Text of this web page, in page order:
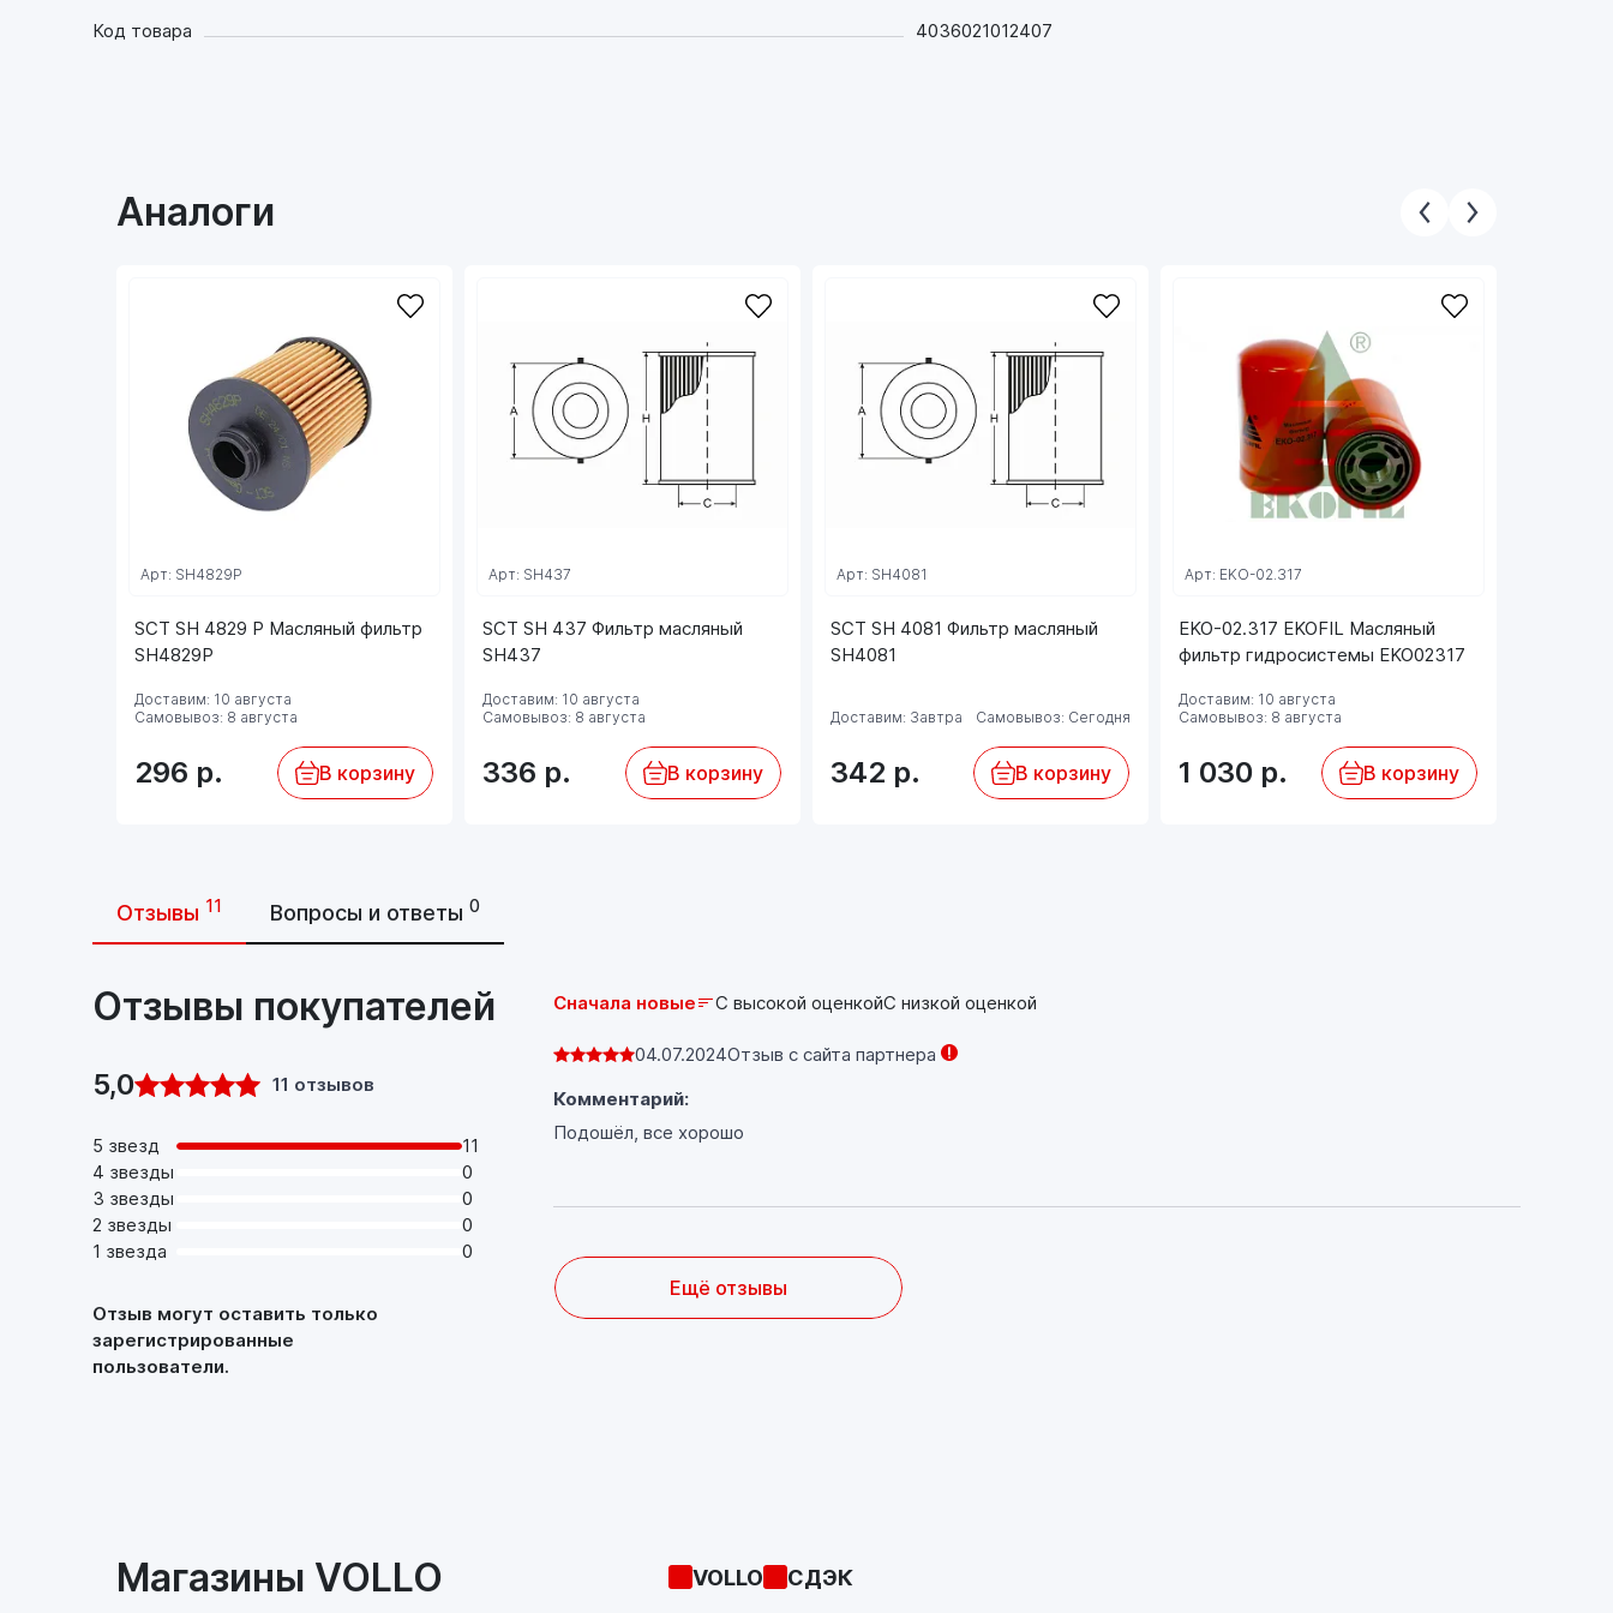
Код товара 4036021012407
Аналоги
SCT SH 4829 P Масляный фильтр
SH4829P
Арт: SH4829P
Доставим: 10 августа
Самовывоз: 8 августа
296 р. В корзину
SCT SH 437 Фильтр масляный
SH437
Арт: SH437
Доставим: 10 августа
Самовывоз: 8 августа
336 р. В корзину
SCT SH 4081 Фильтр масляный
SH4081
Арт: SH4081
Доставим: Завтра Самовывоз: Сегодня
342 р. В корзину
EKO-02.317 EKOFIL Масляный
фильтр гидросистемы EKO02317
Арт: EKO-02.317
Доставим: 10 августа
Самовывоз: 8 августа
1 030 р. В корзину
Отзывы 11 Вопросы и ответы 0
Отзывы покупателей
5,0 11 отзывов
5 звезд
11
4 звезды
0
3 звезды
0
2 звезды
0
1 звезда
0
Отзыв могут оставить только
зарегистрированные
пользователи.
Сначала новые С высокой оценкойС низкой оценкой
04.07.2024Отзыв с сайта партнера
Комментарий:
Подошёл, все хорошо
Ещё отзывы
Магазины VOLLO VOLLO СДЭК